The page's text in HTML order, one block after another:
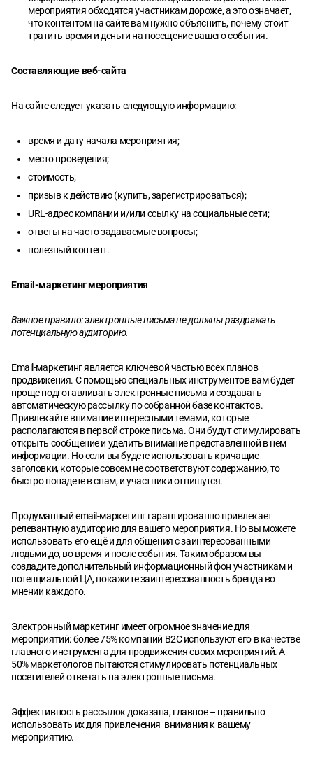
мероприятия обходятся участникам дороже, а это означает,
что контентом на сайте вам нужно объяснить, почему стоит
тратить время и деньги на посещение вашего события.
Составляющие веб-сайта
На сайте следует указать следующую информацию:
время и дату начала мероприятия;
место проведения;
стоимость;
призыв к действию (купить, зарегистрироваться);
URL-адрес компании и/или ссылку на социальные сети;
ответы на часто задаваемые вопросы;
полезный контент.
Email-маркетинг мероприятия
Важное правило: электронные письма не должны раздражать
потенциальную аудиторию.
Email-маркетинг является ключевой частью всех планов
продвижения. С помощью специальных инструментов вам будет
проще подготавливать электронные письма и создавать
автоматическую рассылку по собранной базе контактов.
Привлекайте внимание интересными темами, которые
располагаются в первой строке письма. Они будут стимулировать
открыть сообщение и уделить внимание представленной в нем
информации. Но если вы будете использовать кричащие
заголовки, которые совсем не соответствуют содержанию, то
быстро попадете в спам, и участники отпишутся.
Продуманный email-маркетинг гарантированно привлекает
релевантную аудиторию для вашего мероприятия. Но вы можете
использовать его ещё и для общения с заинтересованными
людьми до, во время и после события. Таким образом вы
создадите дополнительный информационный фон участникам и
потенциальной ЦА, покажите заинтересованность бренда во
мнении каждого.
Электронный маркетинг имеет огромное значение для
мероприятий: более 75% компаний B2C используют его в качестве
главного инструмента для продвижения своих мероприятий. А
50% маркетологов пытаются стимулировать потенциальных
посетителей отвечать на электронные письма.
Эффективность рассылок доказана, главное – правильно
использовать их для привлечения внимания к вашему
мероприятию.